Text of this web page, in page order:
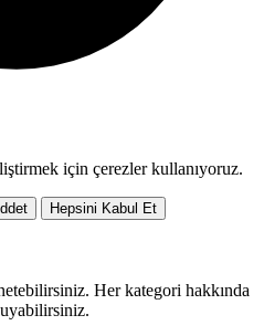
için çerezler kullanıyoruz.
Hepsini Kabul Et
Her kategori hakkında